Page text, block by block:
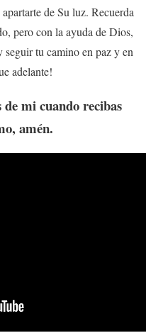
de Su luz. Recuerda
pero con la ayuda de Dios,
seguir tu camino en paz y en
adelante!
mi cuando recibas
amén.